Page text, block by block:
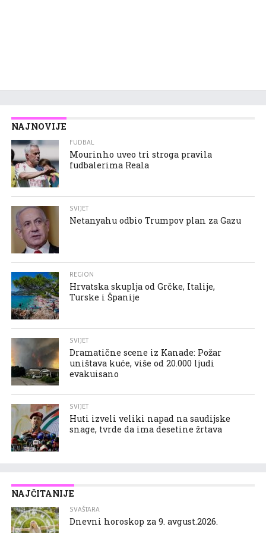
NAJNOVIJE
FUDBAL
Mourinho uveo tri stroga pravila
fudbalerima Reala
SVIJET
Netanyahu odbio Trumpov plan za Gazu
REGION
Hrvatska skuplja od Grčke, Italije,
Turske i Španije
SVIJET
Dramatične scene iz Kanade: Požar
uništava kuće, više od 20.000 ljudi
evakuisano
SVIJET
Huti izveli veliki napad na saudijske
snage, tvrde da ima desetine žrtava
NAJČITANIJE
SVAŠTARA
Dnevni horoskop za 9. avgust.2026.